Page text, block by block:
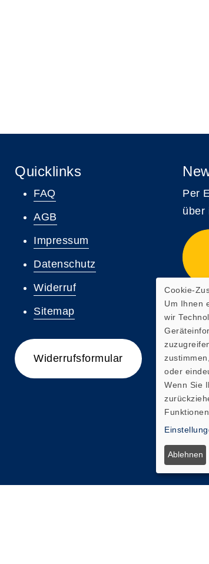
Quicklinks
FAQ
AGB
Impressum
Datenschutz
Widerruf
Sitemap
Widerrufsformular
Per
über
am:
Cookie-
Um Ihnen
wir
oder
Wenn Sie
Ablehnen